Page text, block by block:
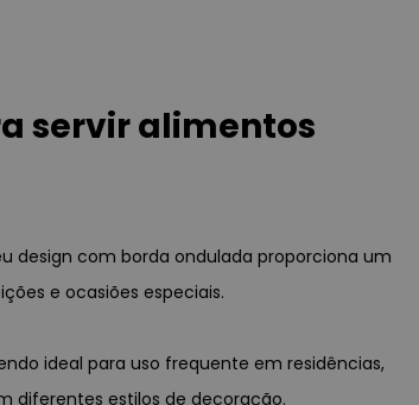
servir alimentos
design com borda ondulada proporciona um
e ocasiões especiais.
ideal para uso frequente em residências,
diferentes estilos de decoração.